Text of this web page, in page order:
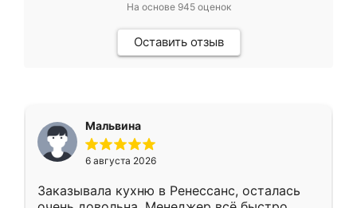
На основе 945оценок
Оставить отзыв
Мальвина
6 августа 2026
Заказывала кухню в Ренессанс, осталась